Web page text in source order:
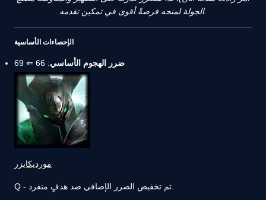
الجولة لمنحه فرصةً أقوى في تمكين تقدمه.
الإحصاءات الأساسية
ضرر الهجوم الأساسي: 66 ⇐ 69
مورديكايزر